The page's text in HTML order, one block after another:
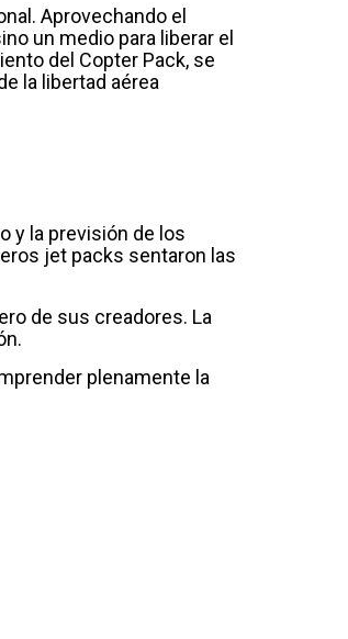
Aprovechando el
un medio para liberar el
del Copter Pack, se
la libertad aérea
y la previsión de los
jet packs sentaron las
de sus creadores. La
plenamente la